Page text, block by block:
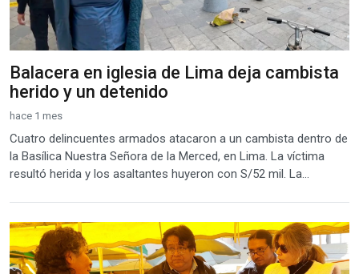
Balacera en iglesia de Lima deja cambista
herido y un detenido
hace 1 mes
Cuatro delincuentes armados atacaron a un cambista dentro de
la Basílica Nuestra Señora de la Merced, en Lima. La víctima
resultó herida y los asaltantes huyeron con S/52 mil. La...